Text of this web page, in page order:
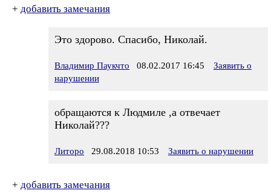
+ добавить замечания
Это здорово. Спасибо, Николай.
Владимир Паукчто 08.02.2017 16:45
Заявить о
нарушении
обращаются к Людмиле ,а отвечает
Николай???
Литоро 29.08.2018 10:53 Заявить о нарушении
+ добавить замечания